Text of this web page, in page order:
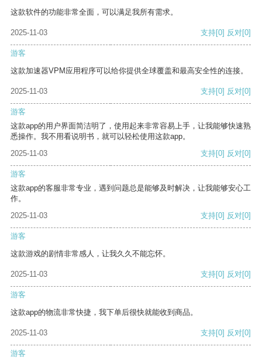
这款软件的功能非常全面，可以满足我所有需求。
2025-11-03 支持[0] 反对[0]
游客
这款加速器VPM应用程序可以给你提供全球覆盖和最高安全性的连接。
2025-11-03 支持[0] 反对[0]
游客
这款app的用户界面简洁明了，使用起来非常容易上手，让我能够快速熟
悉操作。我不用看说明书，就可以轻松使用这款app。
2025-11-03
支持[0] 反对[0]
游客
这款app的客服非常专业，遇到问题总是能够及时解决，让我能够安心工
作。
2025-11-03
支持[0] 反对[0]
游客
这款游戏的剧情非常感人，让我久久不能忘怀。
2025-11-03 支持[0] 反对[0]
游客
这款app的物流非常快捷，我下单后很快就能收到商品。
2025-11-03 支持[0] 反对[0]
游客